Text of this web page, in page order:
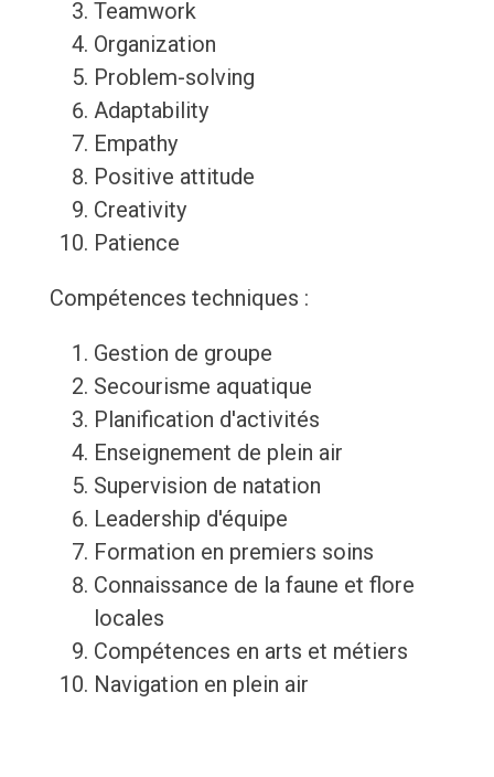
Teamwork
Organization
Problem-solving
Adaptability
Empathy
Positive attitude
Creativity
Patience
Compétences techniques :
Gestion de groupe
Secourisme aquatique
Planification d'activités
Enseignement de plein air
Supervision de natation
Leadership d'équipe
Formation en premiers soins
Connaissance de la faune et flore
locales
Compétences en arts et métiers
Navigation en plein air